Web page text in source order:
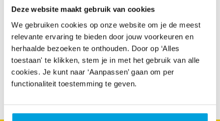
Deze website maakt gebruik van cookies
We gebruiken cookies op onze website om je de meest
relevante ervaring te bieden door jouw voorkeuren en
herhaalde bezoeken te onthouden. Door op ‘Alles
toestaan' te klikken, stem je in met het gebruik van alle
cookies. Je kunt naar ‘Aanpassen’ gaan om per
functionaliteit toestemming te geven.
betoverend, muzikaal en geestig verhaal uit India? Boek
dan het lespakket The World of Goopi and Bagha,
inclusief de Nederlands ondertitelde film.
educatie